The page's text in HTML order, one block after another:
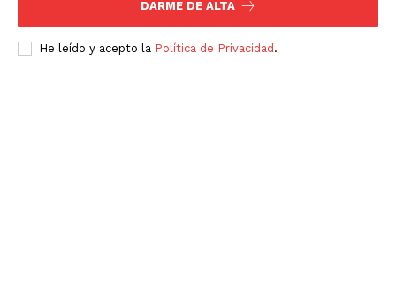
DARME DE ALTA
He leído y acepto la Política de Privacidad .